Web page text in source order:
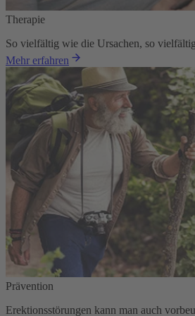
Therapie
So vielfältig wie die Ursachen, so
Mehr erfahren
Prävention
Erektionsstörungen kann man auch